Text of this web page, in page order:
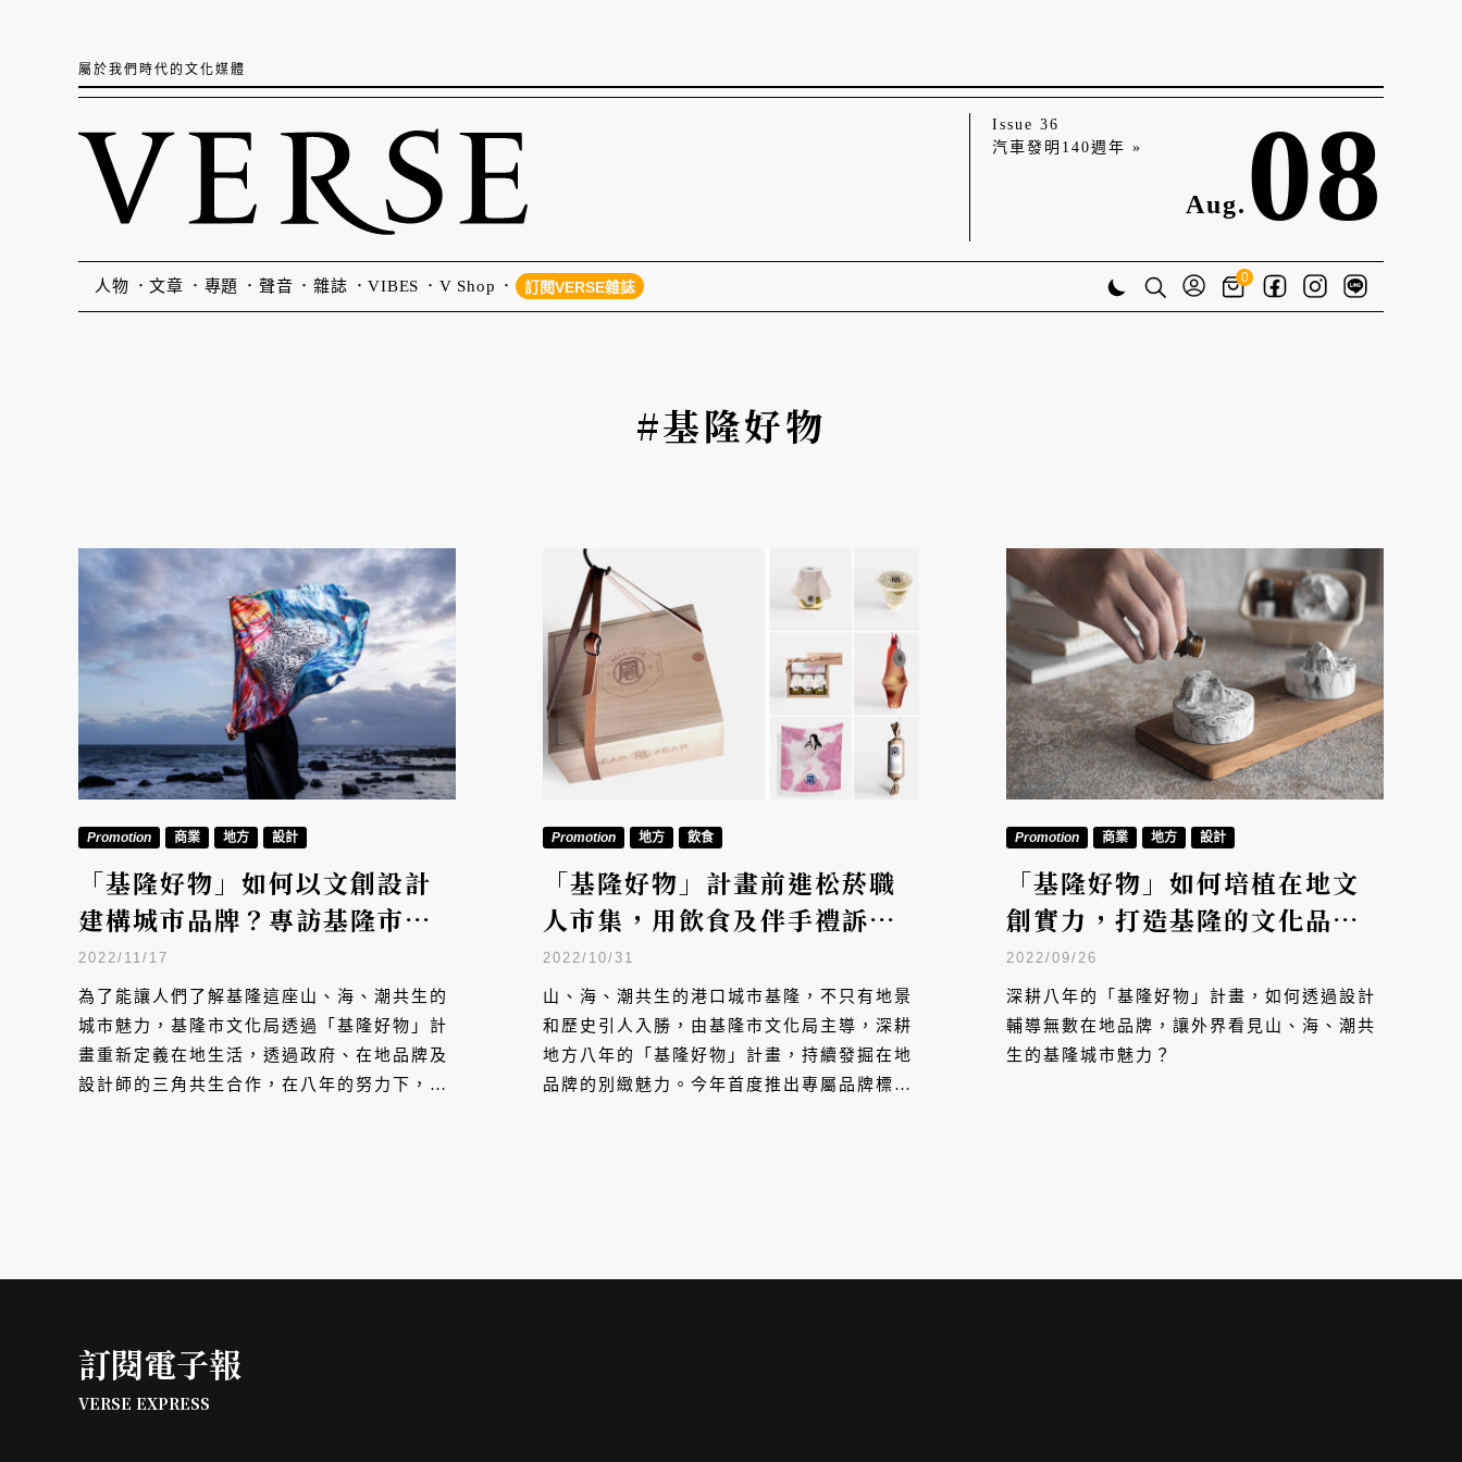
屬於我們時代的文化媒體
Issue 36
汽車發明140週年 »
Aug. 08
人物 文章 專題 聲音 雜誌 VIBES V Shop 訂閱VERSE雜誌
0
#基隆好物
Promotion 商業 地方 設計
「基隆好物」如何以文創設計
建構城市品牌？專訪基隆市文
化局長陳靜萍
2022/11/17
為了能讓人們了解基隆這座山、海、潮共生的
城市魅力，基隆市文化局透過「基隆好物」計
畫重新定義在地生活，透過政府、在地品牌及
設計師的三角共生合作，在八年的努力下，如
Promotion 地方 飲食
「基隆好物」計畫前進松菸職
人市集，用飲食及伴手禮訴說
雨都文創魅力！
2022/10/31
山、海、潮共生的港口城市基隆，不只有地景
和歷史引人入勝，由基隆市文化局主導，深耕
地方八年的「基隆好物」計畫，持續發掘在地
品牌的別緻魅力。今年首度推出專屬品牌標
Promotion 商業 地方 設計
「基隆好物」如何培植在地文
創實力，打造基隆的文化品
牌？
2022/09/26
深耕八年的「基隆好物」計畫，如何透過設計
輔導無數在地品牌，讓外界看見山、海、潮共
生的基隆城市魅力？
訂閱電子報
VERSE EXPRESS